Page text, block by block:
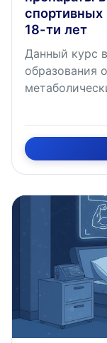
спортивных
18-ти лет
Данный курс
образования
спортивных
Курс
образования
физических
уделяется
L-карнитин,
также
кальция с
Курс имеет